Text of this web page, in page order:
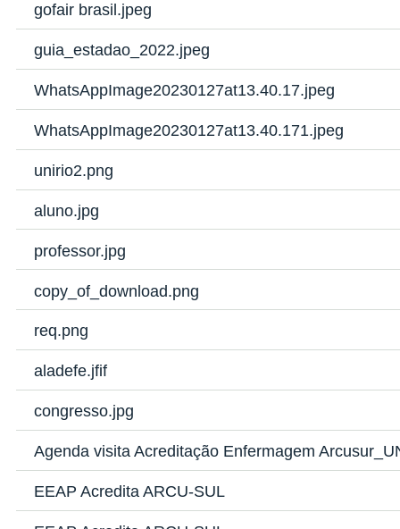
gofair brasil.jpeg
guia_estadao_2022.jpeg
WhatsAppImage20230127at13.40.17.jpeg
WhatsAppImage20230127at13.40.171.jpeg
unirio2.png
aluno.jpg
professor.jpg
copy_of_download.png
req.png
aladefe.jfif
congresso.jpg
Agenda visita Acreditação Enfermagem
EEAP Acredita ARCU-SUL